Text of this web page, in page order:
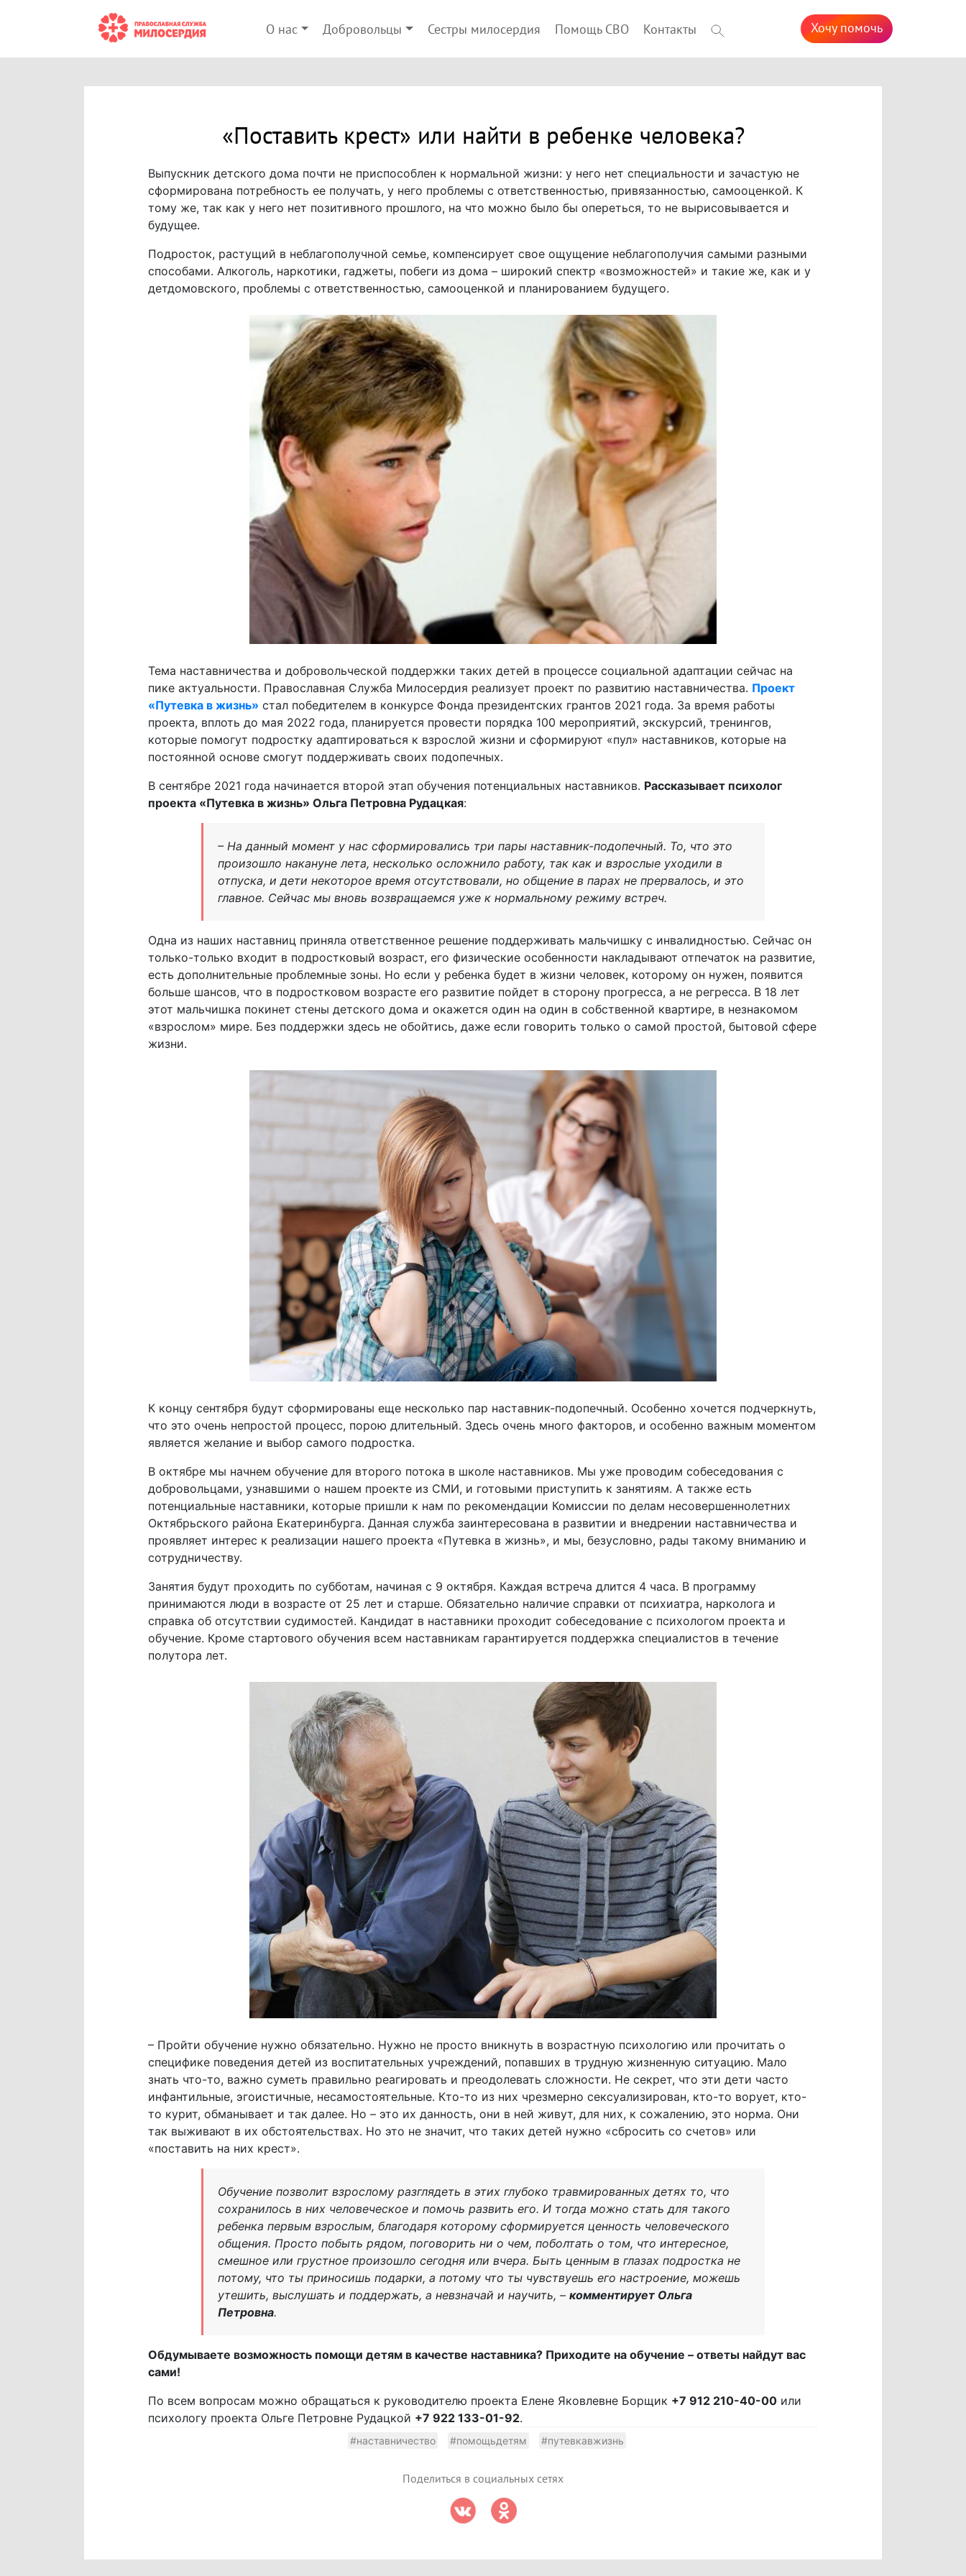
О нас Добровольцы Сестры милосердия Помощь СВО Контакты Хочу помочь
«Поставить крест» или найти в ребенке человека?
Выпускник детского дома почти не приспособлен к нормальной жизни: у него нет специальности и зачастую не
сформирована потребность ее получать, у него проблемы с ответственностью, привязанностью, самооценкой. К
тому же, так как у него нет позитивного прошлого, на что можно было бы опереться, то не вырисовывается и
будущее.
Подросток, растущий в неблагополучной семье, компенсирует свое ощущение неблагополучия самыми разными
способами. Алкоголь, наркотики, гаджеты, побеги из дома – широкий спектр «возможностей» и такие же, как и у
детдомовского, проблемы с ответственностью, самооценкой и планированием будущего.
Тема наставничества и добровольческой поддержки таких детей в процессе социальной адаптации сейчас на
пике актуальности. Православная Служба Милосердия реализует проект по развитию наставничества. Проект
«Путевка в жизнь» стал победителем в конкурсе Фонда президентских грантов 2021 года. За время работы
проекта, вплоть до мая 2022 года, планируется провести порядка 100 мероприятий, экскурсий, тренингов,
которые помогут подростку адаптироваться к взрослой жизни и сформируют «пул» наставников, которые на
постоянной основе смогут поддерживать своих подопечных.
В сентябре 2021 года начинается второй этап обучения потенциальных наставников. Рассказывает психолог
проекта «Путевка в жизнь» Ольга Петровна Рудацкая:
– На данный момент у нас сформировались три пары наставник-подопечный. То, что это
произошло накануне лета, несколько осложнило работу, так как и взрослые уходили в
отпуска, и дети некоторое время отсутствовали, но общение в парах не прервалось, и это
главное. Сейчас мы вновь возвращаемся уже к нормальному режиму встреч.
Одна из наших наставниц приняла ответственное решение поддерживать мальчишку с инвалидностью. Сейчас он
только-только входит в подростковый возраст, его физические особенности накладывают отпечаток на развитие,
есть дополнительные проблемные зоны. Но если у ребенка будет в жизни человек, которому он нужен, появится
больше шансов, что в подростковом возрасте его развитие пойдет в сторону прогресса, а не регресса. В 18 лет
этот мальчишка покинет стены детского дома и окажется один на один в собственной квартире, в незнакомом
«взрослом» мире. Без поддержки здесь не обойтись, даже если говорить только о самой простой, бытовой сфере
жизни.
К концу сентября будут сформированы еще несколько пар наставник-подопечный. Особенно хочется подчеркнуть,
что это очень непростой процесс, порою длительный. Здесь очень много факторов, и особенно важным моментом
является желание и выбор самого подростка.
В октябре мы начнем обучение для второго потока в школе наставников. Мы уже проводим собеседования с
добровольцами, узнавшими о нашем проекте из СМИ, и готовыми приступить к занятиям. А также есть
потенциальные наставники, которые пришли к нам по рекомендации Комиссии по делам несовершеннолетних
Октябрьского района Екатеринбурга. Данная служба заинтересована в развитии и внедрении наставничества и
проявляет интерес к реализации нашего проекта «Путевка в жизнь», и мы, безусловно, рады такому вниманию и
сотрудничеству.
Занятия будут проходить по субботам, начиная с 9 октября. Каждая встреча длится 4 часа. В программу
принимаются люди в возрасте от 25 лет и старше. Обязательно наличие справки от психиатра, нарколога и
справка об отсутствии судимостей. Кандидат в наставники проходит собеседование с психологом проекта и
обучение. Кроме стартового обучения всем наставникам гарантируется поддержка специалистов в течение
полутора лет.
– Пройти обучение нужно обязательно. Нужно не просто вникнуть в возрастную психологию или прочитать о
специфике поведения детей из воспитательных учреждений, попавших в трудную жизненную ситуацию. Мало
знать что-то, важно суметь правильно реагировать и преодолевать сложности. Не секрет, что эти дети часто
инфантильные, эгоистичные, несамостоятельные. Кто-то из них чрезмерно сексуализирован, кто-то ворует, кто-
то курит, обманывает и так далее. Но – это их данность, они в ней живут, для них, к сожалению, это норма. Они
так выживают в их обстоятельствах. Но это не значит, что таких детей нужно «сбросить со счетов» или
«поставить на них крест».
Обучение позволит взрослому разглядеть в этих глубоко травмированных детях то, что
сохранилось в них человеческое и помочь развить его. И тогда можно стать для такого
ребенка первым взрослым, благодаря которому сформируется ценность человеческого
общения. Просто побыть рядом, поговорить ни о чем, поболтать о том, что интересное,
смешное или грустное произошло сегодня или вчера. Быть ценным в глазах подростка не
потому, что ты приносишь подарки, а потому что ты чувствуешь его настроение, можешь
утешить, выслушать и поддержать, а невзначай и научить, –комментирует Ольга
Петровна.
Обдумываете возможность помощи детям в качестве наставника? Приходите на обучение – ответы найдут вас
сами!
По всем вопросам можно обращаться к руководителю проекта Елене Яковлевне Борщик +7 912 210-40-00или
психологу проекта Ольге Петровне Рудацкой +7 922 133-01-92.
#наставничество #помощьдетям #путевкавжизнь
Поделиться в социальных сетях